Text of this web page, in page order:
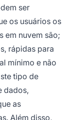
ser
os usuários os
em nuvem são;
rápidas para
mínimo e não
tipo de
dados,
as
Além disso,